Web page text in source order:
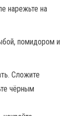
нарежьте на
Сложите
чёрным